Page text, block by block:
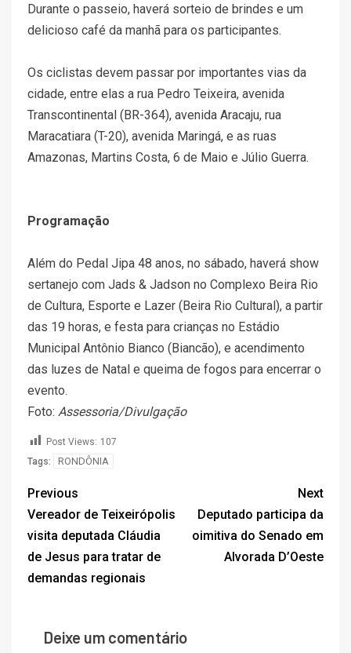
Durante o passeio, haverá sorteio de brindes e um
delicioso café da manhã para os participantes.
Os ciclistas devem passar por importantes vias da
cidade, entre elas a rua Pedro Teixeira, avenida
Transcontinental (BR-364), avenida Aracaju, rua
Maracatiara (T-20), avenida Maringá, e as ruas
Amazonas, Martins Costa, 6 de Maio e Júlio Guerra.
Programação
Além do Pedal Jipa 48 anos, no sábado, haverá show
sertanejo com Jads & Jadson no Complexo Beira Rio
de Cultura, Esporte e Lazer (Beira Rio Cultural), a partir
das 19 horas, e festa para crianças no Estádio
Municipal Antônio Bianco (Biancão), e acendimento
das luzes de Natal e queima de fogos para encerrar o
evento.
Foto: Assessoria/Divulgação
Post Views: 107
Tags:
RONDÔNIA
Previous
Vereador de Teixeirópolis
visita deputada Cláudia
de Jesus para tratar de
demandas regionais
Next
Deputado participa da
oimitiva do Senado em
Alvorada D’Oeste
Deixe um comentário